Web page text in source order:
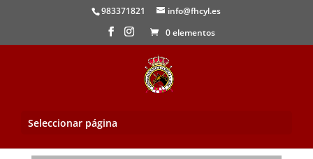
983371821
info@fhcyl.es
0 elementos
Seleccionar página